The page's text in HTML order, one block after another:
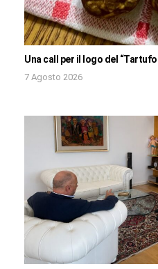
Una call per il logo del
7 Agosto 2026